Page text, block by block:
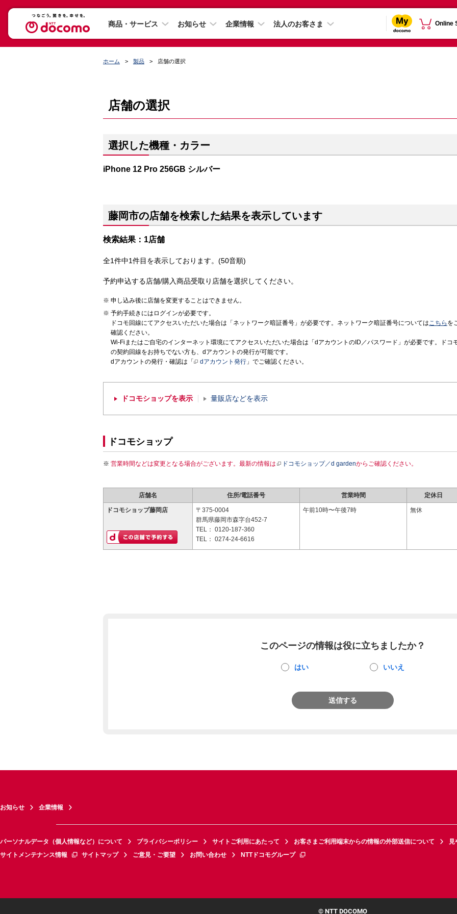
商品・サービス お知らせ 企業情報 法人のお客さま Online
ホーム 製品 店舗の選択
店舗の選択
選択した機種・カラー
iPhone 12 Pro 256GB シルバー
藤岡市の店舗を検索した結果を表示しています
検索結果：1店舗
全1件中1件目を表示しております。(50音順)
予約申込する店舗/購入商品受取り店舗を選択してください。
申し込み後に店舗を変更することはできません。
予約手続きにはログインが必要です。
ドコモ回線にてアクセスいただいた場合は「ネットワーク暗証番号」が必要です。ネットワーク暗証番号についてはこちら を
確認ください。
Wi-Fiまたはご自宅のインターネット環境にてアクセスいただいた場合は「dアカウントのID／パスワード」が必要です。ドコ
の契約回線をお持ちでない方も、dアカウントの発行が可能です。
dアカウントの発行・確認は「
dアカウント発行 」でご確認ください。
ドコモショップを表示 量販店などを表示
ドコモショップ
営業時間などは変更となる場合がございます。最新の情報は ドコモショップ／d gardenからご確認ください。
店舗名 住所/電話番号 営業時間 定休日
ドコモショップ藤岡店
〒375-0004
群馬県藤岡市森字台452-7
TEL： 0120-187-360
TEL： 0274-24-6616
午前10時〜午後7時 無休
このページの情報は役に立ちましたか？
はい いいえ
送信する
お知らせ 企業情報
パーソナルデータ（個人情報など）について プライバシーポリシー サイトご利用にあたって お客さまご利用端末からの情報の外部送信について
見
サイトメンテナンス情報
サイトマップ ご意見・ご要望 お問い合わせ NTTドコモグループ
© NTT DOCOMO